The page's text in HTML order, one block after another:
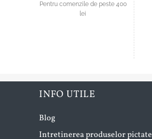
Pentru comenzile de peste 400
lei
INFO UTILE
Blog
Intretinerea produselor pictate